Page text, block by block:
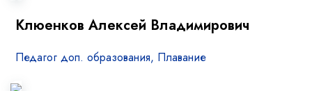
Клюенков Алексей Владимирович
Педагог доп. образования, Плавание